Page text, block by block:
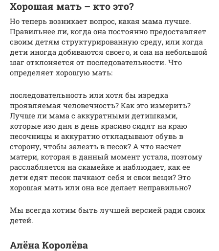
Хорошая мать – кто это?
Но теперь возникает вопрос, какая мама лучше.
Правильнее ли, когда она постоянно предоставляет
своим детям структурированную среду, или когда
дети иногда добиваются своего, и она на небольшой
шаг отклоняется от последовательности. Что
определяет хорошую мать:
последовательность или хотя бы изредка
проявляемая человечность? Как это измерить?
Лучше ли мама с аккуратными детишками,
которые изо дня в день красиво сидят на краю
песочницы и аккуратно откладывают обувь в
сторону, чтобы залезть в песок? А что насчет
матери, которая в данный момент устала, поэтому
расслабляется на скамейке и наблюдает, как ее
дети едят песок пачкают себя и свои вещи? Это
хорошая мать или она все делает неправильно?
Мы всегда хотим быть лучшей версией ради своих
детей.
Алёна Королёва